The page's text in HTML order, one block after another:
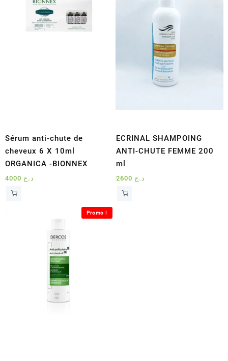
Sérum anti-chute de
cheveux 6 X 10ml
ORGANICA -BIONNEX
د.ج
ECRINAL SHAMPOING
ANTI-CHUTE FEMME 200
ml
د.ج
Promo !